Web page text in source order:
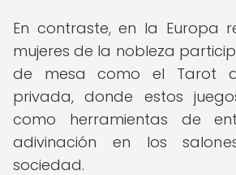
En contraste, en la Europa
mujeres de la nobleza
de mesa como el Tarot
privada, donde estos
como herramientas de
adivinación en los
sociedad.